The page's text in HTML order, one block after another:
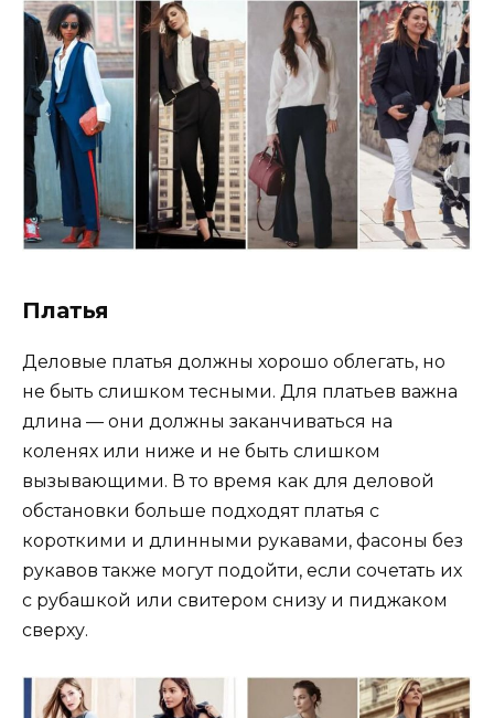
Платья
Деловые платья должны хорошо облегать, но
не быть слишком тесными. Для платьев важна
длина — они должны заканчиваться на
коленях или ниже и не быть слишком
вызывающими. В то время как для деловой
обстановки больше подходят платья с
короткими и длинными рукавами, фасоны без
рукавов также могут подойти, если сочетать их
с рубашкой или свитером снизу и пиджаком
сверху.